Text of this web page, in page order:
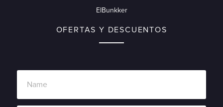
ElBunkker
OFERTAS Y DESCUENTOS